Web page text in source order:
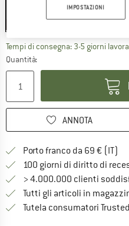
Tempi di consegna: 3-5 giorni
Quantità:
ANNOTA
Porto franco da 69 € (IT)
100 giorni di diritto di
> 4.000.000 clienti
Tutti gli articoli in
Tutela consumatori
IMPOSTAZIONI